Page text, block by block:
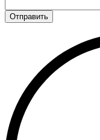
Отправить